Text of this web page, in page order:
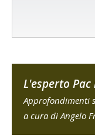
L'esperto
Approfondimenti
a cura di Angelo